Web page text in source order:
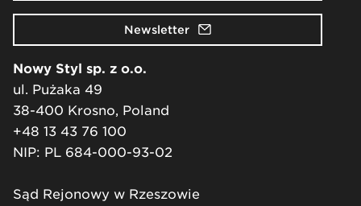
Newsletter
Nowy Styl sp. z o.o.
ul. Pużaka 49
38-400 Krosno, Poland
+48 13 43 76 100
NIP: PL 684-000-93-02
Sąd Rejonowy w Rzeszowie